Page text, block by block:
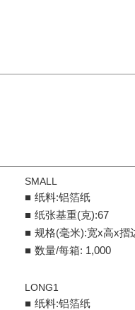
SMALL
纸料:铝箔纸
纸张基重(克):67
规格(毫米):宽x高x摺
数量/每箱: 1,000
LONG1
纸料:铝箔纸